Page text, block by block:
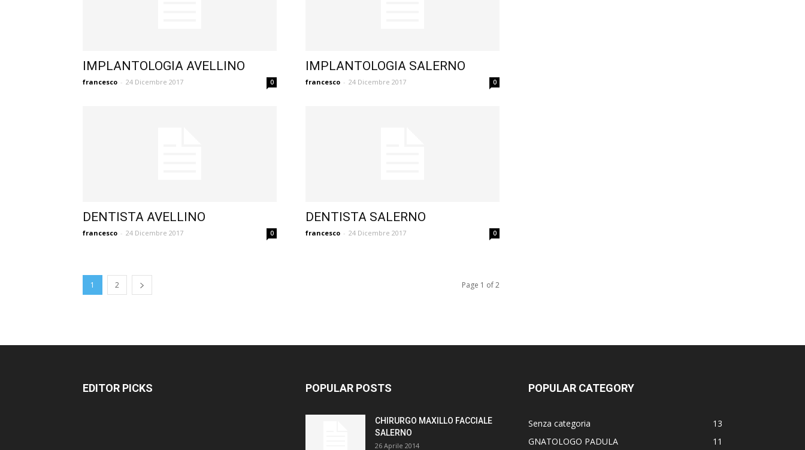
IMPLANTOLOGIA AVELLINO
francesco - 24 Dicembre 2017 0
IMPLANTOLOGIA SALERNO
francesco - 24 Dicembre 2017 0
DENTISTA AVELLINO
francesco - 24 Dicembre 2017 0
DENTISTA SALERNO
francesco - 24 Dicembre 2017 0
1 2 Page 1 of 2
EDITOR PICKS POPULAR POSTS
CHIRURGO MAXILLO FACCIALE
SALERNO
26 Aprile 2014
POPULAR CATEGORY
Senza categoria
13
GNATOLOGO PADULA
11